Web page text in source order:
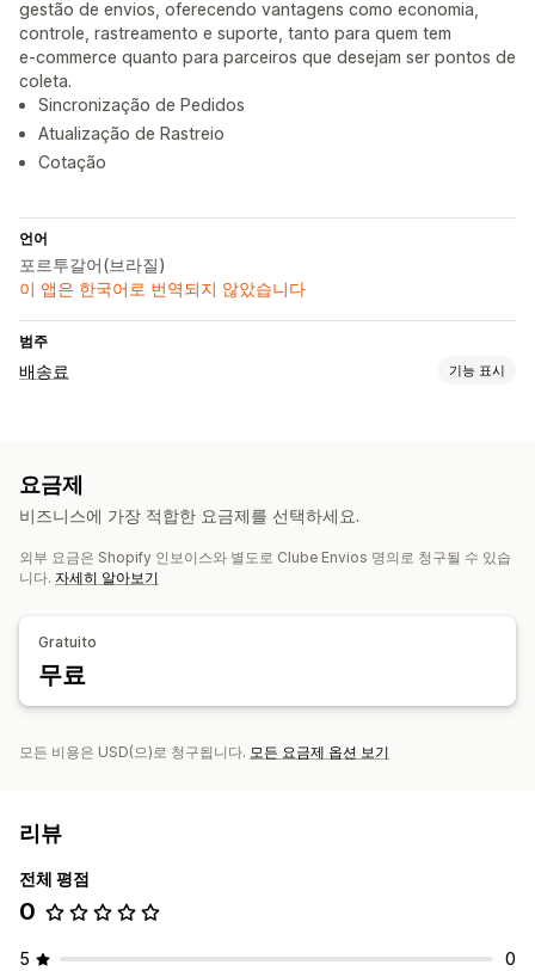
gestão de envios, oferecendo vantagens como economia,
controle, rastreamento e suporte, tanto para quem tem
e‑commerce quanto para parceiros que desejam ser pontos de
coleta.
Sincronização de Pedidos
Atualização de Rastreio
Cotação
언어
포르투갈어(브라질)
이 앱은 한국어로 번역되지 않았습니다
범주
배송료 기능 표시
맞춤 설정
요금제
비즈니스에 가장 적합한 요금제를 선택하세요.
외부 요금은 Shopify 인보이스와 별도로 Clube Envios 명의로 청구될 수 있습
니다. 자세히 알아보기
Gratuito
무료
모든 비용은 USD(으)로 청구됩니다. 모든 요금제 옵션 보기
리뷰
전체 평점
0
5
0